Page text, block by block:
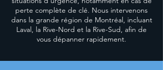
perte complète de clé. Nous intervenons
dans la grande région de Montréal, incluant
Laval, la Rive-Nord et la Rive-Sud, afin de
vous dépanner rapidement.